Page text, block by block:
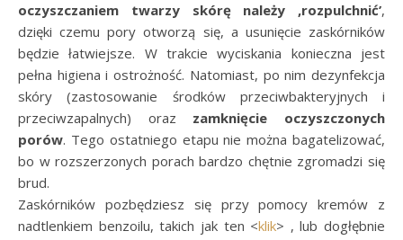
oczyszczaniem twarzy skórę należy ‚rozpulchnić’,
dzięki czemu pory otworzą się, a usunięcie zaskórników
będzie łatwiejsze. W trakcie wyciskania konieczna jest
pełna higiena i ostrożność. Natomiast, po nim dezynfekcja
skóry (zastosowanie środków przeciwbakteryjnych i
przeciwzapalnych) oraz zamknięcie oczyszczonych
porów. Tego ostatniego etapu nie można bagatelizować,
bo w rozszerzonych porach bardzo chętnie zgromadzi się
brud.
Zaskórników pozbędziesz się przy pomocy kremów z
nadtlenkiem benzoilu, takich jak ten <klik> , lub dogłębnie